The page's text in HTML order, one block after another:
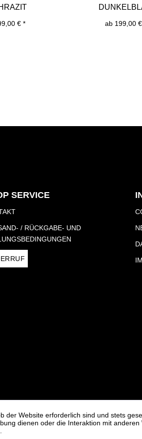
€ * ab 199,00
SERVICE
/ RÜCKGABE- UND
der Website erforderlich sind und stets
dienen oder die Interaktion mit